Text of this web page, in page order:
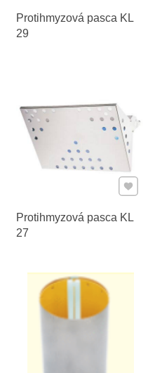
Protihmyzová pasca KL
29
Obľúbeným
Protihmyzová pasca KL
27
Pridať